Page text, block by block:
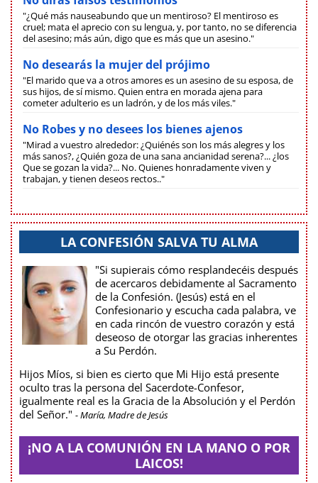
"¿Qué más nauseabundo que un mentiroso? El mentiroso es
cruel; mata el aprecio con su lengua, y, por tanto, no se diferencia
del asesino; más aún, digo que es más que un asesino."
No desearás la mujer del prójimo
"El marido que va a otros amores es un asesino de su esposa, de
sus hijos, de sí mismo. Quien entra en morada ajena para
cometer adulterio es un ladrón, y de los más viles."
No Robes y no desees los bienes ajenos
"Mirad a vuestro alrededor: ¿Quiénés son los más alegres y los
más sanos?, ¿Quién goza de una sana ancianidad serena?... ¿los
Que se gozan la vida?... No. Quienes honradamente viven y
trabajan, y tienen deseos rectos.."
LA CONFESIÓN SALVA TU ALMA
"Si supierais cómo resplandecéis después
de acercaros debidamente al Sacramento
de la Confesión. (Jesús) está en el
Confesionario y escucha cada palabra, ve
en cada rincón de vuestro corazón y está
deseoso de otorgar las gracias inherentes
a Su Perdón.
Hijos Míos, si bien es cierto que Mi Hijo está presente
oculto tras la persona del Sacerdote-Confesor,
igualmente real es la Gracia de la Absolución y el Perdón
del Señor." - María, Madre de Jesús
¡NO A LA COMUNIÓN EN LA MANO O POR
LAICOS!